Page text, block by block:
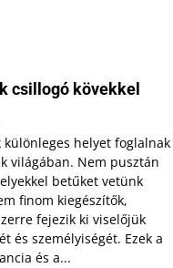
csillogó kövekkel
különleges helyet foglalnak
világában. Nem pusztán
betűket vetünk
finom kiegészítők,
fejezik ki viselőjük
és személyiségét. Ezek a
és a...